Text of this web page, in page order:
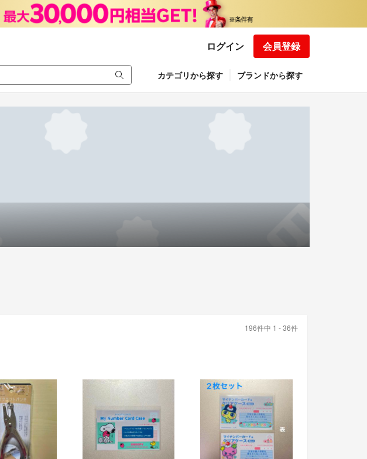
ログイン 会員登録
カテゴリから探す ブランドから探す
196件中 1 - 36件